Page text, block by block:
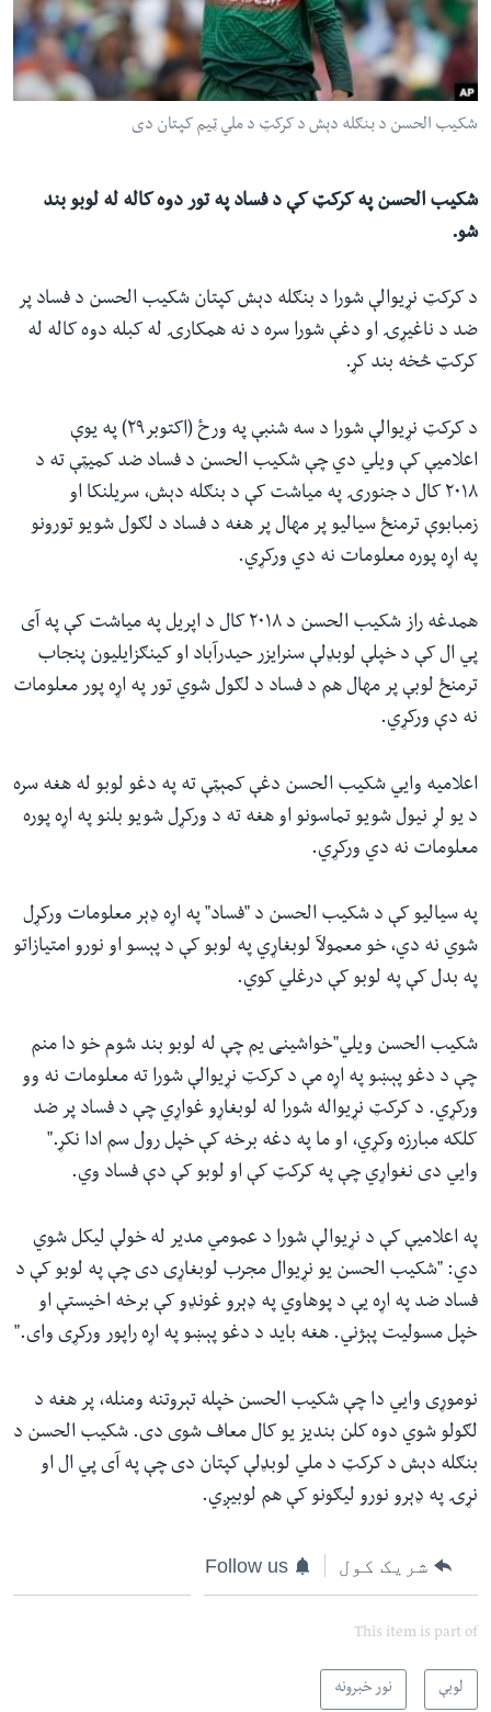
شئ
لټون
ځای
له مونږ سره په تماس کې پاتې شئ
شکیب الحسن د بنګله دېش د کرکټ د ملي ټیم کپتان دی
شکیب الحسن په کرکټ کې د فساد په تور دوه کاله له لوبو بند
شو.
د کرکټ نړیوالې شورا د بنګله دېش کپتان شکیب الحسن د فساد پر
ضد د ناغیړۍ او دغې شورا سره د نه همکارۍ له کبله دوه کاله له
کرکټ څخه بند کړ.
د کرکټ نړیوالې شورا د سه شنبې په ورځ (اکتوبر۲۹) په یوې
اعلامیې کې ویلي دي چې شکیب الحسن د فساد ضد کمیټې ته د
۲۰۱۸ کال د جنورۍ په میاشت کې د بنګله دېش، سریلنکا او
زمبابوې ترمنځ سیالیو پر مهال پر هغه د فساد د لګول شویو تورونو
په اړه پوره معلومات نه دي ورکړي.
همدغه راز شکیب الحسن د ۲۰۱۸ کال د اپریل په میاشت کې په آی
پي ال کې د خپلې لوبډلې سنرایزر حیدرآباد او کینګزایلیون پنجاب
ترمنځ لوبې پر مهال هم د فساد د لګول شوي تور په اړه پور معلومات
نه دې ورکړي.
اعلامیه وايي شکیب الحسن دغې کمېټې ته په دغو لوبو له هغه سره
د یو لړ نیول شویو تماسونو او هغه ته د ورکړل شویو بلنو په اړه پوره
معلومات نه دي ورکړي.
په سیالیو کې د شکیب الحسن د "فساد" په اړه ډېر معلومات ورکړل
شوي نه دي، خو معمولآ لوبغاړي په لوبو کې د پېسو او نورو امتیازاتو
په بدل کې په لوبو کې درغلي کوي.
شکیب الحسن ویلي"خواشینی یم چې له لوبو بند شوم خو دا منم
چې د دغو پېښو په اړه مې د کرکټ نړیوالې شورا ته معلومات نه وو
ورکړي. د کرکټ نړیواله شورا له لوبغاړو غواړي چې د فساد پر ضد
کلکه مبارزه وکړي، او ما په دغه برخه کې خپل رول سم ادا نکړ."
وایي دی نغواړي چې په کرکټ کې او لوبو کې دې فساد وي.
په اعلامیې کې د نړیوالې شورا د عمومي مدیر له خولې لیکل شوي
دي: "شکیب الحسن یو نړیوال مجرب لوبغاړی دی چې په لوبو کې د
فساد ضد په اړه یې د پوهاوي په ډېرو غونډو کې برخه اخیستې او
خپل مسولیت پېژني. هغه باید د دغو پېښو په اړه راپور ورکړی وای."
نوموړی وايي دا چې شکیب الحسن خپله تېروتنه ومنله، پر هغه د
لګولو شوي دوه کلن بندیز یو کال معاف شوی دی. شکیب الحسن د
بنګله دېش د کرکټ د ملي لوبډلې کپتان دی چې په آی پي ال او
نړۍ په ډېرو نورو لیګونو کې هم لوبیږي.
شریک کول Follow us
This item is part of
لوبې نور خبرونه